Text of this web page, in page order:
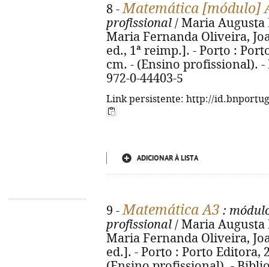
8 -Matemática [módulo]
profissional / Maria Augusta
Maria Fernanda Oliveira,
ed., 1ª reimp.]. - Porto :
cm. - (Ensino profissional). -
972-0-44403-5
Link persistente: http://
ADICIONAR À LISTA
9 -Matemática A3 :
profissional / Maria Augusta
Maria Fernanda Oliveira,
ed.]. - Porto : Porto Editora,